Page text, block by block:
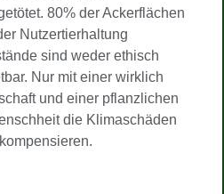
80% der Ackerflächen
Nutzertierhaltung
sind weder ethisch
Nur mit einer wirklich
und einer pflanzlichen
die Klimaschäden